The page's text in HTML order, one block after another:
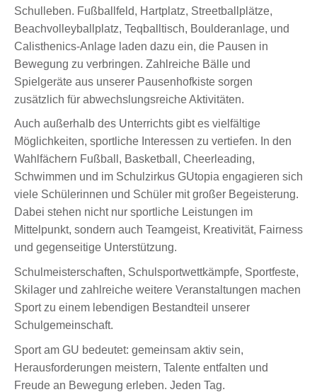
Schulleben. Fußballfeld, Hartplatz, Streetballplätze,
Beachvolleyballplatz, Teqballtisch, Boulderanlage, und
Calisthenics-Anlage laden dazu ein, die Pausen in
Bewegung zu verbringen. Zahlreiche Bälle und
Spielgeräte aus unserer Pausenhofkiste sorgen
zusätzlich für abwechslungsreiche Aktivitäten.
Auch außerhalb des Unterrichts gibt es vielfältige
Möglichkeiten, sportliche Interessen zu vertiefen. In den
Wahlfächern Fußball, Basketball, Cheerleading,
Schwimmen und im Schulzirkus GUtopia engagieren sich
viele Schülerinnen und Schüler mit großer Begeisterung.
Dabei stehen nicht nur sportliche Leistungen im
Mittelpunkt, sondern auch Teamgeist, Kreativität, Fairness
und gegenseitige Unterstützung.
Schulmeisterschaften, Schulsportwettkämpfe, Sportfeste,
Skilager und zahlreiche weitere Veranstaltungen machen
Sport zu einem lebendigen Bestandteil unserer
Schulgemeinschaft.
Sport am GU bedeutet: gemeinsam aktiv sein,
Herausforderungen meistern, Talente entfalten und
Freude an Bewegung erleben. Jeden Tag.